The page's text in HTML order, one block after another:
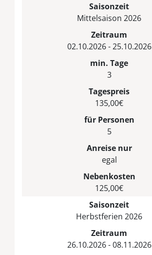
Saisonzeit
Mittelsaison 2026
Zeitraum
02.10.2026 - 25.10.2026
min. Tage
3
Tagespreis
135,00€
für Personen
5
Anreise nur
egal
Nebenkosten
125,00€
Saisonzeit
Herbstferien 2026
Zeitraum
26.10.2026 - 08.11.2026